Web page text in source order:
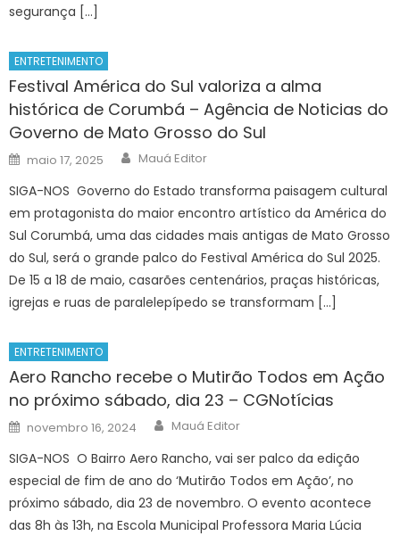
segurança […]
ENTRETENIMENTO
Festival América do Sul valoriza a alma
histórica de Corumbá – Agência de Noticias do
Governo de Mato Grosso do Sul
Posted
on
maio 17, 2025 Author
Mauá Editor
SIGA-NOS Governo do Estado transforma paisagem cultural
em protagonista do maior encontro artístico da América do
Sul Corumbá, uma das cidades mais antigas de Mato Grosso
do Sul, será o grande palco do Festival América do Sul 2025.
De 15 a 18 de maio, casarões centenários, praças históricas,
igrejas e ruas de paralelepípedo se transformam […]
ENTRETENIMENTO
Aero Rancho recebe o Mutirão Todos em Ação
no próximo sábado, dia 23 – CGNotícias
Posted
on
novembro 16, 2024 Author
Mauá Editor
SIGA-NOS O Bairro Aero Rancho, vai ser palco da edição
especial de fim de ano do ‘Mutirão Todos em Ação’, no
próximo sábado, dia 23 de novembro. O evento acontece
das 8h às 13h, na Escola Municipal Professora Maria Lúcia